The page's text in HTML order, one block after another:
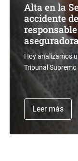
Alta en la
accidente
Hoy analizamos
Tribunal
Leer más